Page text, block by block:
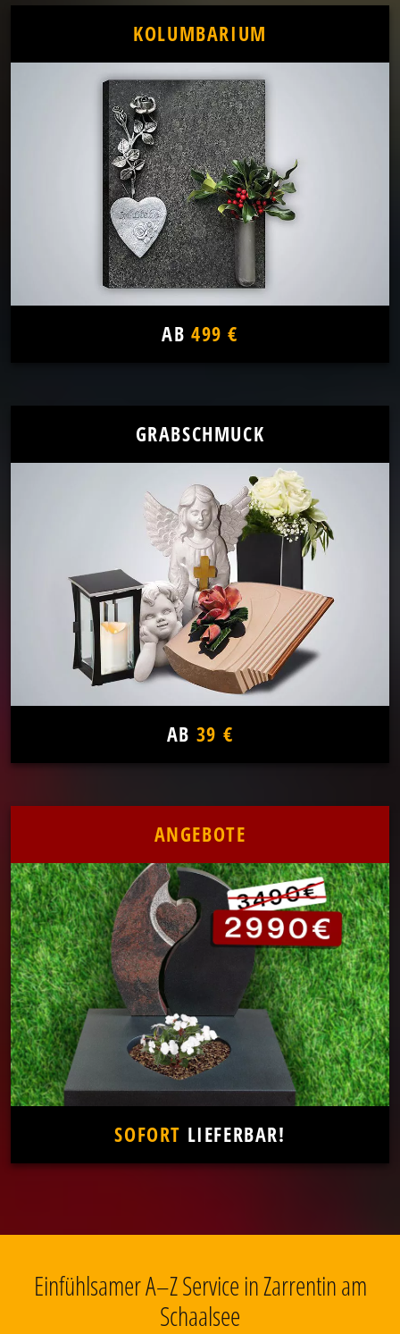
KOLUMBARIUM
AB 499 €
GRABSCHMUCK
AB 39 €
ANGEBOTE
SOFORT LIEFERBAR!
Einfühlsamer A–Z Service in Zarrentin am
Schaalsee